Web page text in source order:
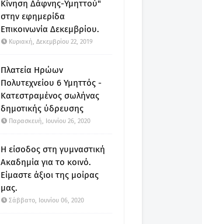
Κίνηση Δάφνης-Υμηττού"
στην εφημερίδα
Επικοινωνία Δεκεμβρίου.
Κυριακή, Δεκεμβρίου 22, 2019
Πλατεία Ηρώων
Πολυτεχνείου 6 Υμηττός -
Κατεστραμένος σωλήνας
δημοτικής ύδρευσης
Παρασκευή, Ιουνίου 26, 2020
Η είσοδος στη γυμναστική
Ακαδημία για το κοινό.
Είμαστε άξιοι της μοίρας
μας.
Σάββατο, Ιουνίου 06, 2020